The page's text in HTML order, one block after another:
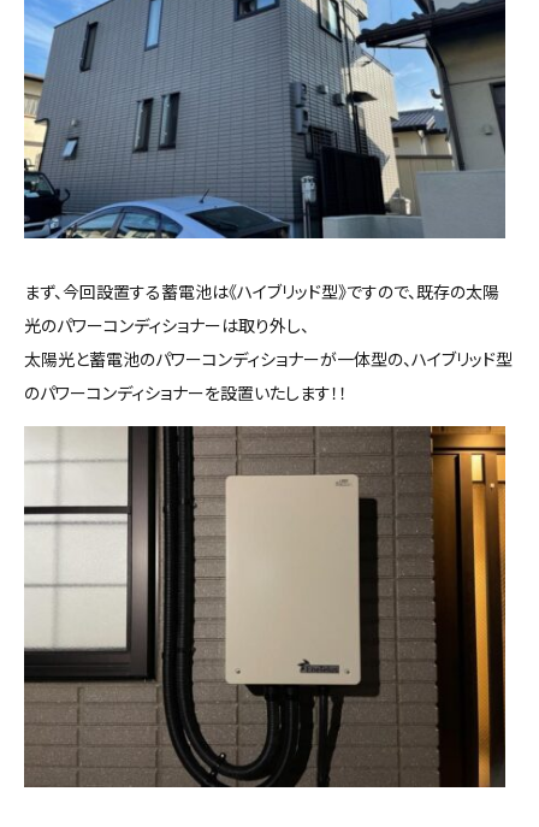
まず、今回設置する蓄電池は《ハイブリッド型》ですので、既存の太陽
光のパワーコンディショナーは取り外し、
太陽光と蓄電池のパワーコンディショナーが一体型の、ハイブリッド型
のパワーコンディショナーを設置いたします！！